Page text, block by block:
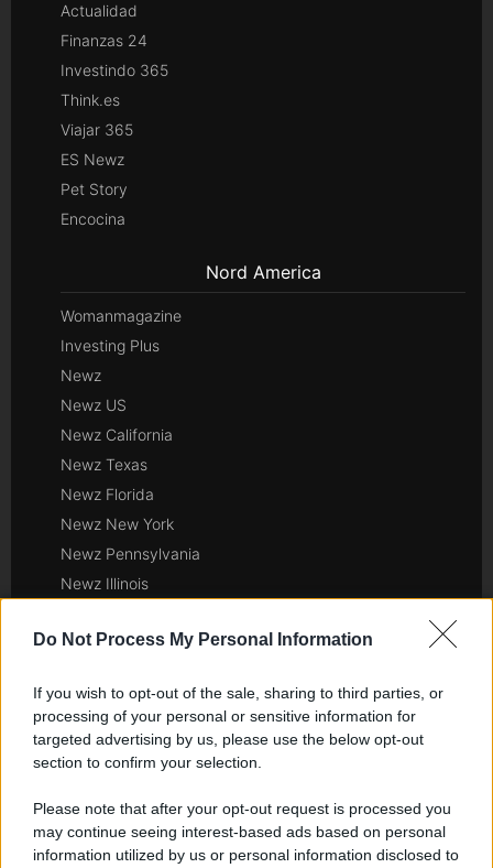
Do Not Process My Personal Information
If you wish to opt-out of the sale, sharing to third parties, or
processing of your personal or sensitive information for
targeted advertising by us, please use the below opt-out
section to confirm your selection.
Please note that after your opt-out request is processed you
may continue seeing interest-based ads based on personal
information utilized by us or personal information disclosed to
Actualidad
Finanzas 24
Investindo 365
Think.es
Viajar 365
ES Newz
Pet Story
Encocina
Nord America
Womanmagazine
Investing Plus
Newz
Newz US
Newz California
Newz Texas
Newz Florida
Newz New York
Newz Pennsylvania
Newz Illinois
Gameland
Scoop Mag
Lgbtqia News
Motors Magazine 365
Home Magazine 365
Cineverse Magazine